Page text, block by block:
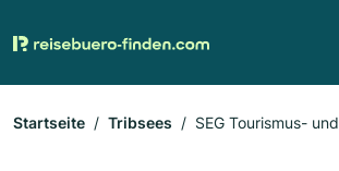
Startseite Tribsees
SEG Tourismus-